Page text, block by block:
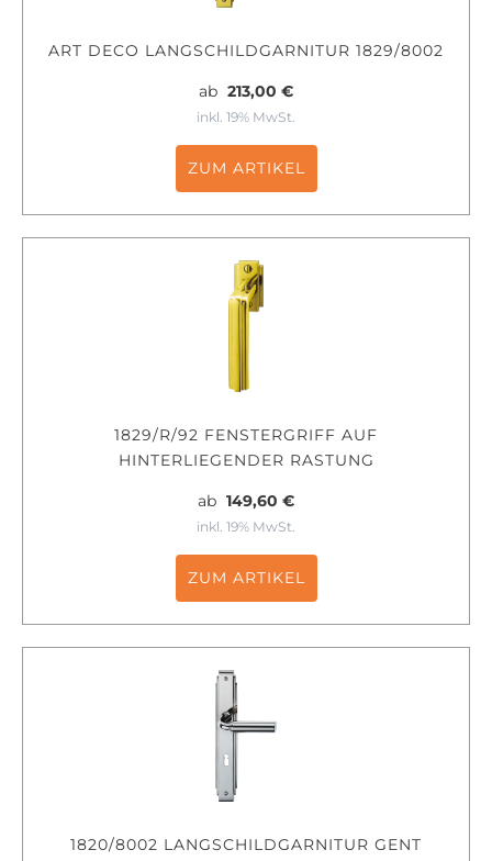
ART DECO LANGSCHILDGARNITUR 1829/8002
ab 213,00 €
inkl. 19% MwSt.
ZUM ARTIKEL
1829/R/92 FENSTERGRIFF AUF
HINTERLIEGENDER RASTUNG
ab 149,60 €
inkl. 19% MwSt.
ZUM ARTIKEL
1820/8002 LANGSCHILDGARNITUR GENT